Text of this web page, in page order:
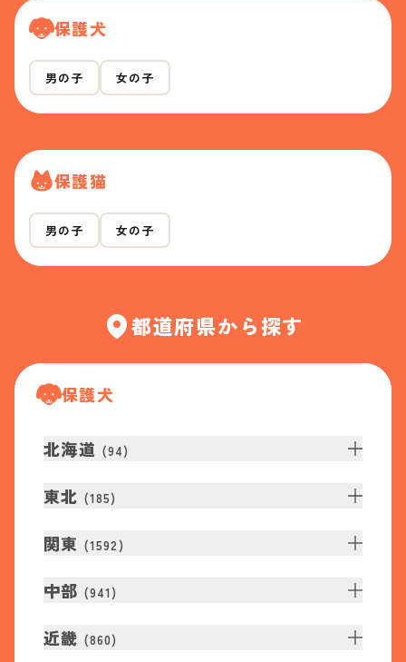
保護犬
男の子 女の子
保護猫
男の子 女の子
都道府県から探す
保護犬
北海道 (94)
東北 (185)
関東 (1592 )
中部 (941 )
近畿 (860)